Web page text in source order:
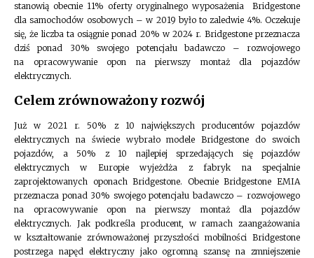
stanowią obecnie 11% oferty oryginalnego wyposażenia Bridgestone
dla samochodów osobowych – w 2019 było to zaledwie 4%. Oczekuje
się, że liczba ta osiągnie ponad 20% w 2024 r. Bridgestone przeznacza
dziś ponad 30% swojego potencjału badawczo – rozwojowego
na opracowywanie opon na pierwszy montaż dla pojazdów
elektrycznych.
Celem zrównoważony rozwój
Już w 2021 r. 50% z 10 największych producentów pojazdów
elektrycznych na świecie wybrało modele Bridgestone do swoich
pojazdów, a 50% z 10 najlepiej sprzedających się pojazdów
elektrycznych w Europie wyjeżdża z fabryk na specjalnie
zaprojektowanych oponach Bridgestone. Obecnie Bridgestone EMIA
przeznacza ponad 30% swojego potencjału badawczo – rozwojowego
na opracowywanie opon na pierwszy montaż dla pojazdów
elektrycznych. Jak podkreśla producent, w ramach zaangażowania
w kształtowanie zrównoważonej przyszłości mobilności Bridgestone
postrzega napęd elektryczny jako ogromną szansę na zmniejszenie